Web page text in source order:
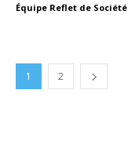
Équipe Reflet de Société
1 2